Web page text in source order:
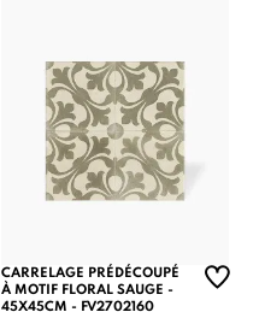
CARRELAGE PRÉDÉCOUPÉ
À MOTIF FLORAL SAUGE -
45X45CM - FV2702160